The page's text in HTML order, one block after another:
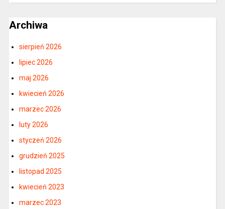
Archiwa
sierpień 2026
lipiec 2026
maj 2026
kwiecień 2026
marzec 2026
luty 2026
styczeń 2026
grudzień 2025
listopad 2025
kwiecień 2023
marzec 2023